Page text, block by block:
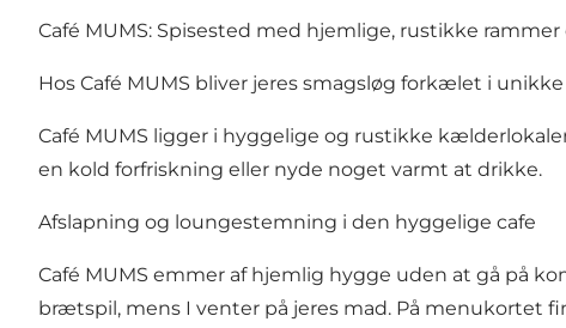
Café MUMS: Spisested med hjemlige, rustikke
Hos Café MUMS bliver jeres smagsløg forkælet i
Café MUMS ligger i hyggelige og rustikke
en kold forfriskning eller nyde noget varmt at drikke.
Afslapning og loungestemning i den hyggelige cafe
Café MUMS emmer af hjemlig hygge uden at gå på
brætspil, mens I venter på jeres mad. På menukortet